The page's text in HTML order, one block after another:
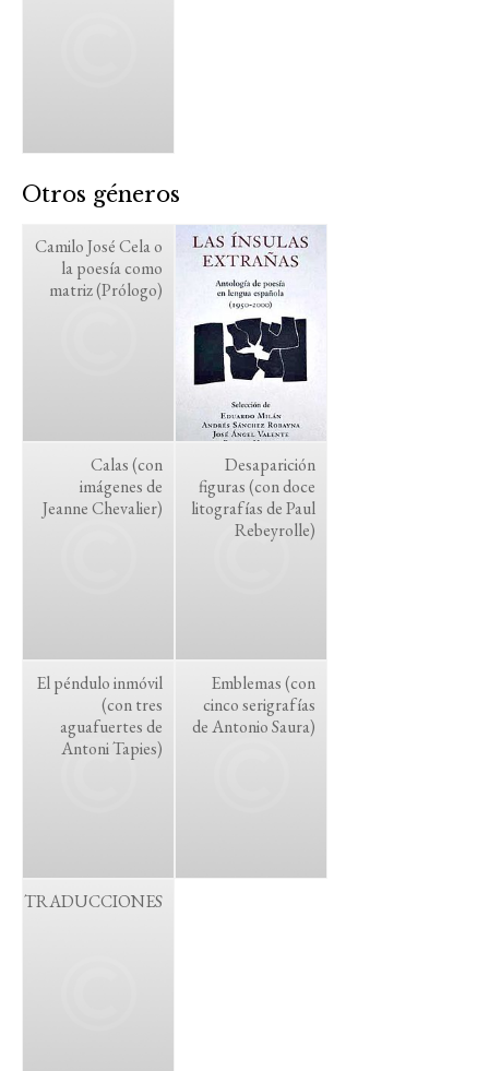
Otros géneros
Camilo José Cela o
la poesía como
matriz (Prólogo)
Calas (con
imágenes de
Jeanne Chevalier)
Desaparición
figuras (con doce
litografías de Paul
Rebeyrolle)
El péndulo inmóvil
(con tres
aguafuertes de
Antoni Tapies)
Emblemas (con
cinco serigrafías
de Antonio Saura)
TRADUCCIONES